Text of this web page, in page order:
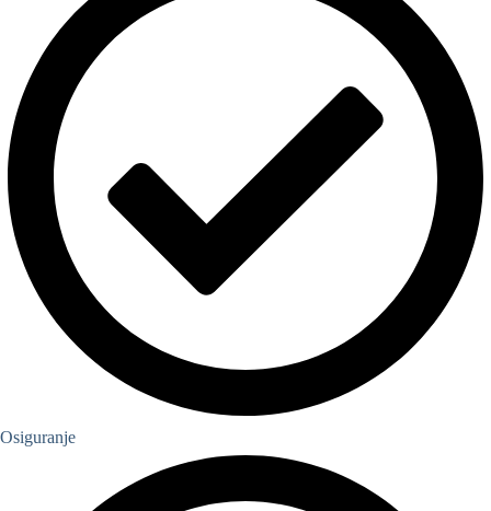
Osiguranje